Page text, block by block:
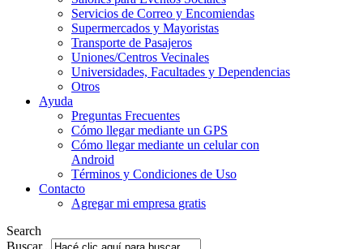
Servicios de Correo y Encomiendas
Supermercados y Mayoristas
Transporte de Pasajeros
Uniones/Centros Vecinales
Universidades, Facultades y Dependencias
Otros
Ayuda
Preguntas Frecuentes
Cómo llegar mediante un GPS
Cómo llegar mediante un celular con
Android
Términos y Condiciones de Uso
Contacto
Agregar mi empresa gratis
Search
Buscar...